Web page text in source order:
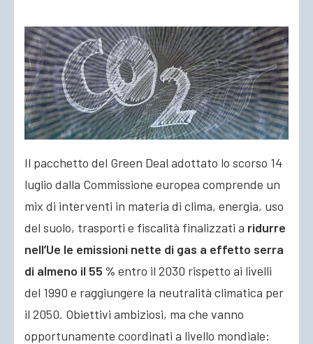
Il pacchetto del Green Deal adottato lo scorso 14
luglio dalla Commissione europea comprende un
mix di interventi in materia di clima, energia, uso
del suolo, trasporti e fiscalità finalizzati a ridurre
nell’Ue le emissioni nette di gas a effetto serra
di almeno il 55 % entro il 2030 rispetto ai livelli
del 1990 e raggiungere la neutralità climatica per
il 2050. Obiettivi ambiziosi, ma che vanno
opportunamente coordinati a livello mondiale: